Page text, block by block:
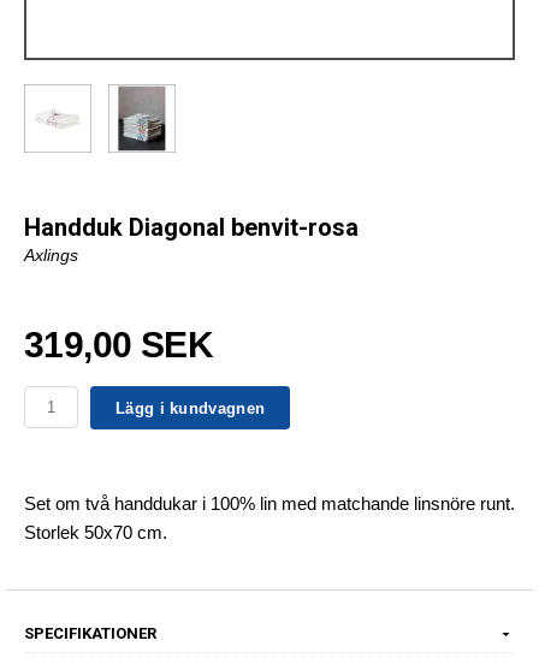
Handduk Diagonal benvit-rosa
Axlings
319,00 SEK
Lägg i kundvagnen
Set om två handdukar i 100% lin med matchande linsnöre runt.
Storlek 50x70 cm.
SPECIFIKATIONER